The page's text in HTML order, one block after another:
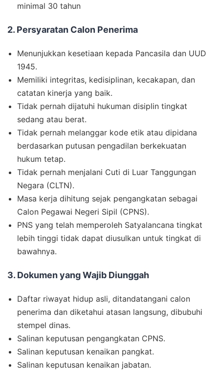
minimal 30 tahun
2. Persyaratan Calon Penerima
Menunjukkan kesetiaan kepada Pancasila dan UUD
1945.
Memiliki integritas, kedisiplinan, kecakapan, dan
catatan kinerja yang baik.
Tidak pernah dijatuhi hukuman disiplin tingkat
sedang atau berat.
Tidak pernah melanggar kode etik atau dipidana
berdasarkan putusan pengadilan berkekuatan
hukum tetap.
Tidak pernah menjalani Cuti di Luar Tanggungan
Negara (CLTN).
Masa kerja dihitung sejak pengangkatan sebagai
Calon Pegawai Negeri Sipil (CPNS).
PNS yang telah memperoleh Satyalancana tingkat
lebih tinggi tidak dapat diusulkan untuk tingkat di
bawahnya.
3. Dokumen yang Wajib Diunggah
Daftar riwayat hidup asli, ditandatangani calon
penerima dan diketahui atasan langsung, dibubuhi
stempel dinas.
Salinan keputusan pengangkatan CPNS.
Salinan keputusan kenaikan pangkat.
Salinan keputusan kenaikan jabatan.